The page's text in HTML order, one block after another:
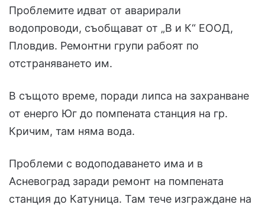
Проблемите идват от аварирали
водопроводи, съобщават от „В и К“ ЕООД,
Пловдив. Ремонтни групи рабоят по
отстраняването им.
В същото време, поради липса на захранване
от енерго Юг до помпената станция на гр.
Кричим, там няма вода.
Проблеми с водоподаването има и в
Асневоград заради ремонт на помпената
станция до Катуница. Там тече изграждане на